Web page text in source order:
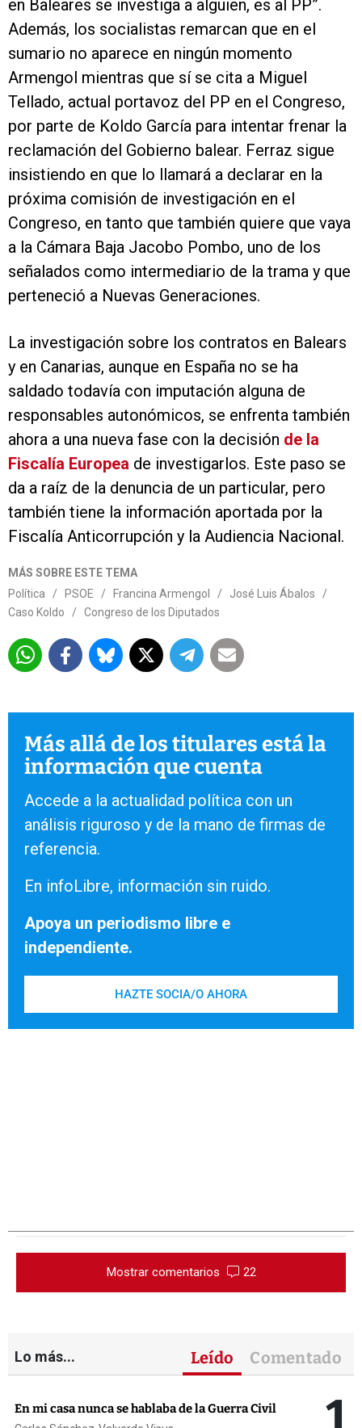
en Baleares se investiga a alguien, es al PP”.
Además, los socialistas remarcan que en el
sumario no aparece en ningún momento
Armengol mientras que sí se cita a Miguel
Tellado, actual portavoz del PP en el Congreso,
por parte de Koldo García para intentar frenar la
reclamación del Gobierno balear. Ferraz sigue
insistiendo en que lo llamará a declarar en la
próxima comisión de investigación en el
Congreso, en tanto que también quiere que vaya
a la Cámara Baja Jacobo Pombo, uno de los
señalados como intermediario de la trama y que
perteneció a Nuevas Generaciones.
La investigación sobre los contratos en Balears
y en Canarias, aunque en España no se ha
saldado todavía con imputación alguna de
responsables autonómicos, se enfrenta también
ahora a una nueva fase con la decisión de la
Fiscalía Europea de investigarlos. Este paso se
da a raíz de la denuncia de un particular, pero
también tiene la información aportada por la
Fiscalía Anticorrupción y la Audiencia Nacional.
MÁS SOBRE ESTE TEMA
Política
/ PSOE / Francina Armengol / José Luis Ábalos
/
Caso Koldo
/ Congreso de los Diputados
Más allá de los titulares está la
información que cuenta
Accede a la actualidad política con un
análisis riguroso y de la mano de firmas de
referencia.
En infoLibre, información sin ruido.
Apoya un periodismo libre e
independiente.
HAZTE SOCIA/O AHORA
Mostrar comentarios 22
Lo más... Leído Comentado
En mi casa nunca se hablaba de la Guerra Civil